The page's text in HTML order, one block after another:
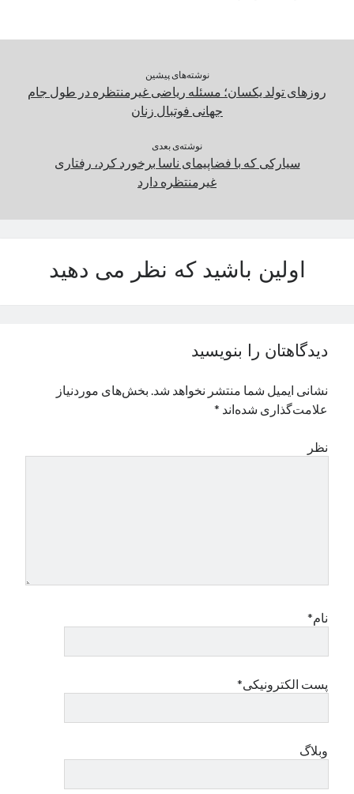
نوشته‌های پیشین
روزهای تولد یکسان؛ مسئله ریاضی غیرمنتظره در طول جام
جهانی فوتبال زنان
نوشته‌ی بعدی
سیارکی که با فضاپیمای ناسا برخورد کرد، رفتاری
غیرمنتظره دارد
اولین باشید که نظر می دهید
دیدگاهتان را بنویسید
نشانی ایمیل شما منتشر نخواهد شد. بخش‌های موردنیاز
علامت‌گذاری شده‌اند *
نظر
نام*
پست الکترونیکی*
وبلاگ